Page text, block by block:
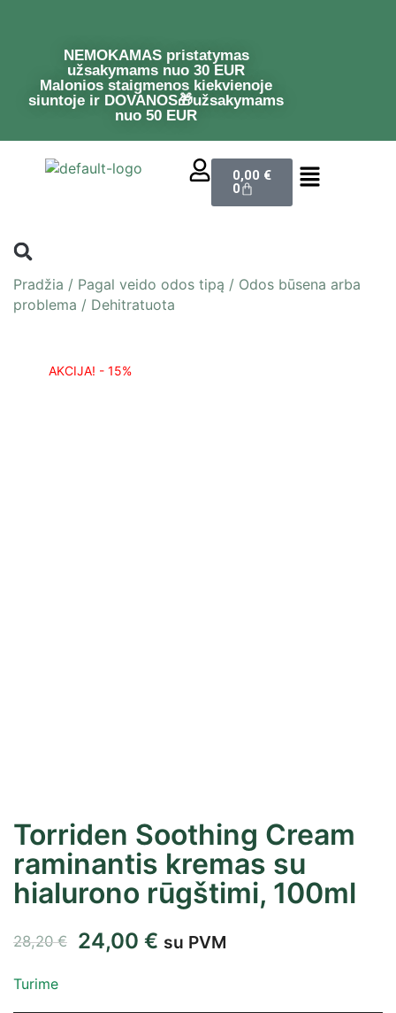
NEMOKAMAS pristatymas
užsakymams nuo 30 EUR
Malonios staigmenos kiekvienoje
siuntoje ir DOVANOS🎁užsakymams
nuo 50 EUR
0,00 €
0
Pradžia / Pagal veido odos tipą / Odos būsena arba
problema / Dehitratuota
AKCIJA! - 15%
Torriden Soothing Cream
raminantis kremas su
hialurono rūgštimi, 100ml
28,20€ 24,00 € su PVM
Turime